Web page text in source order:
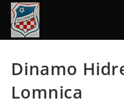
Dinamo
Lomnica